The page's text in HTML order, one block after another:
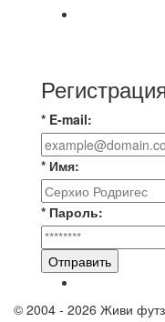
* E-mail:
* Имя:
* Пароль:
Отправить
© 2004 - 2026 Живи